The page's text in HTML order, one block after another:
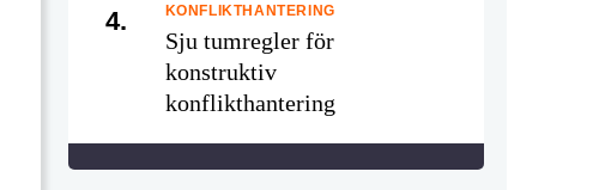
4. KONFLIKTHANTERING
Sju tumregler för
konstruktiv
konflikthantering